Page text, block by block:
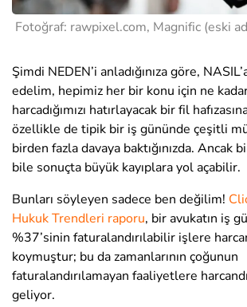
Fotoğraf: rawpixel.com, Magnific (eski
Şimdi NEDEN’i anladığınıza göre,
edelim, hepimiz her bir konu için ne
harcadığımızı hatırlayacak bir fil
özellikle de tipik bir iş gününde çeşitli
birden fazla davaya baktığınızda. Ancak
bile sonuçta büyük kayıplara yol açabilir.
Bunları söyleyen sadece ben değilim!
Hukuk Trendleri raporu, bir avukatın iş
%37’sinin faturalandırılabilir işlere
koymuştur; bu da zamanlarının çoğunun
faturalandırılamayan faaliyetlere
geliyor.